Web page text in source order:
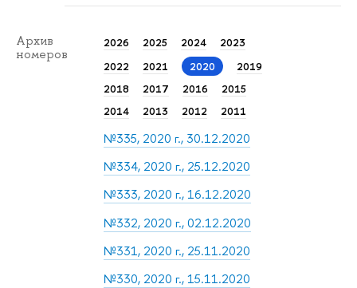
Архив
номеров
2026 2025 2024
2023
2022
2021 2020
2019
2018
2017 2016
2015
2014
2013 2012 2011
№335, 2020 г., 30.12.2020
№334, 2020 г., 25.12.2020
№333, 2020 г., 16.12.2020
№332, 2020 г., 02.12.2020
№331, 2020 г., 25.11.2020
№330, 2020 г., 15.11.2020